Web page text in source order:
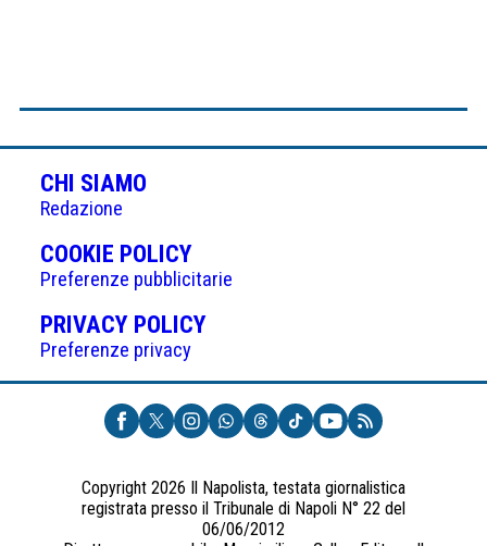
CHI SIAMO
Redazione
COOKIE POLICY(APRE
IN
UNA
NUOVA
Preferenze pubblicitarie
PRIVACY POLICY(APRE
UNA
NUOVA
SCHEDA)
Preferenze privacy
Copyright 2026 Il Napolista, testata giornalistica
registrata presso il Tribunale di Napoli N° 22 del
06/06/2012